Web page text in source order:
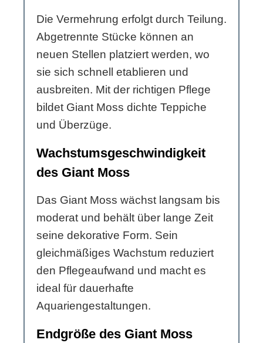
Die Vermehrung erfolgt durch Teilung.
Abgetrennte Stücke können an
neuen Stellen platziert werden, wo
sie sich schnell etablieren und
ausbreiten. Mit der richtigen Pflege
bildet Giant Moss dichte Teppiche
und Überzüge.
Wachstumsgeschwindigkeit
des Giant Moss
Das Giant Moss wächst langsam bis
moderat und behält über lange Zeit
seine dekorative Form. Sein
gleichmäßiges Wachstum reduziert
den Pflegeaufwand und macht es
ideal für dauerhafte
Aquariengestaltungen.
Endgröße des Giant Moss